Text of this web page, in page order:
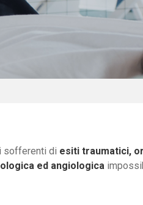
sofferenti di esiti traumatici,
ed angiologica